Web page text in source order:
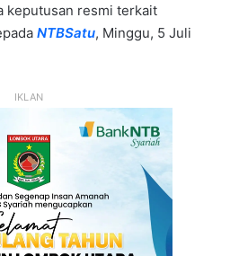
keputusan resmi terkait
NTBSatu, Minggu, 5 Juli
IKLAN